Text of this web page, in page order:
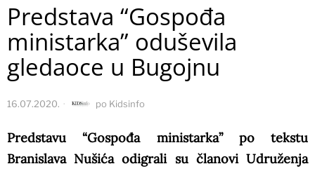
Predstava “Gospođa
ministarka” oduševila
gledaoce u Bugojnu
16.07.2020. po Kidsinfo
Predstavu “Gospođa ministarka” po tekstu
Branislava Nušića odigrali su članovi Udruženja